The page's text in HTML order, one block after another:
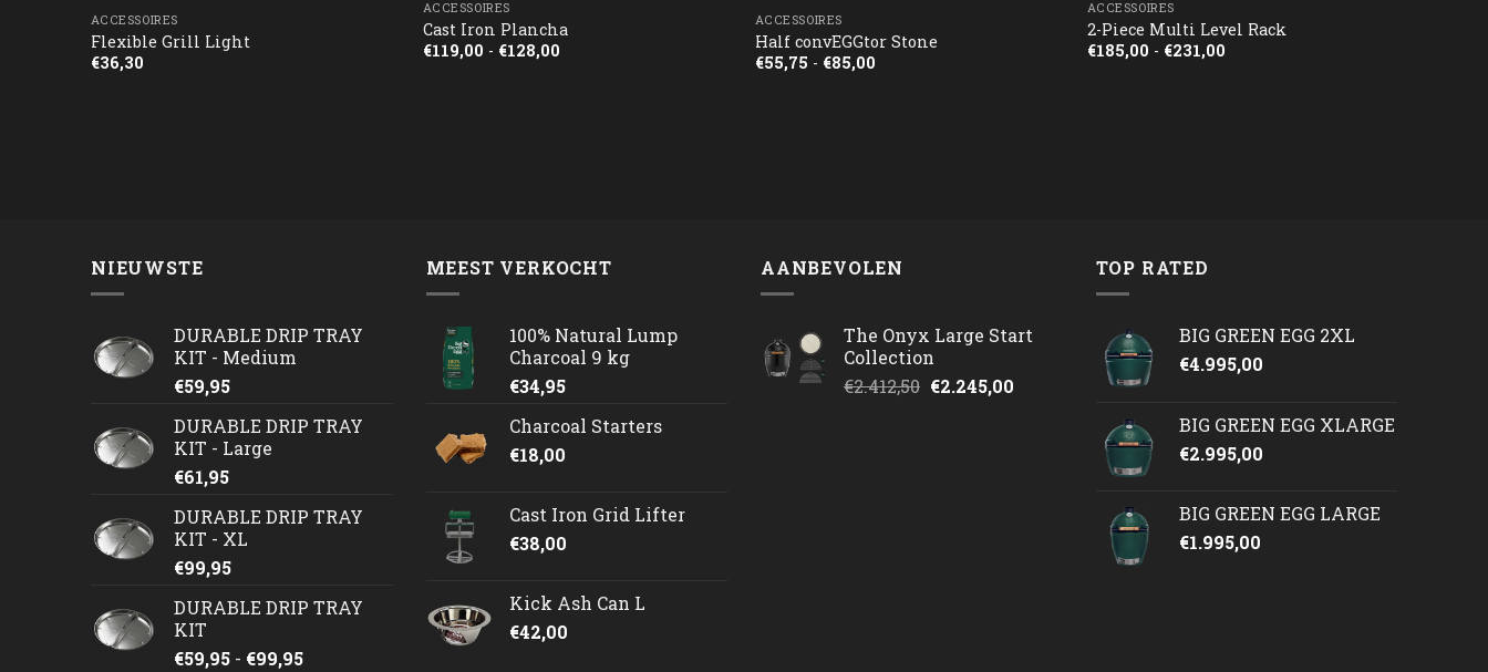
ACCESSOIRES
Flexible Grill Light
€36,30
ACCESSOIRES
Cast Iron Plancha
€119,00 - €128,00Prijsklasse:
ACCESSOIRES
Half convEGGtor Stone
€55,75 - €85,00Prijsklasse:
ACCESSOIRES
2-Piece Multi Level Rack
€185,00 - €231,00Prijsklasse:
NIEUWSTE
DURABLE DRIP TRAY
KIT - Medium
€59,95
DURABLE DRIP TRAY
KIT - Large
€61,95
DURABLE DRIP TRAY
KIT - XL
€99,95
DURABLE DRIP TRAY
KIT
€59,95 - €99,95Prijsklasse:
MEEST VERKOCHT
100% Natural Lump
Charcoal 9 kg
€34,95
Charcoal Starters
€18,00
Cast Iron Grid Lifter
€38,00
Kick Ash Can L
€42,00
AANBEVOLEN
The Onyx Large Start
Collection
€2.412,50 Oorspronkelijke
€2.245,00Huidige
TOP RATED
BIG GREEN EGG 2XL
€4.995,00
BIG GREEN EGG XLARGE
€2.995,00
BIG GREEN EGG LARGE
€1.995,00